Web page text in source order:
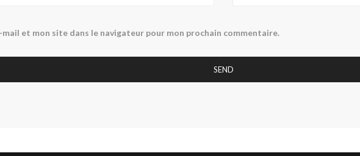
et mon site dans le navigateur pour mon prochain commentaire.